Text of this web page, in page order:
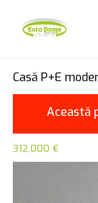
Casă P+E
Această
312,000 €